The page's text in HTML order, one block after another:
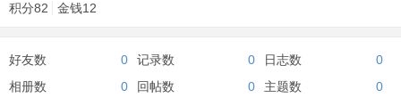
积分82 金钱12
好友数 0 记录数 0 日志数
0
相册数
0 回帖数 0 主题数 0